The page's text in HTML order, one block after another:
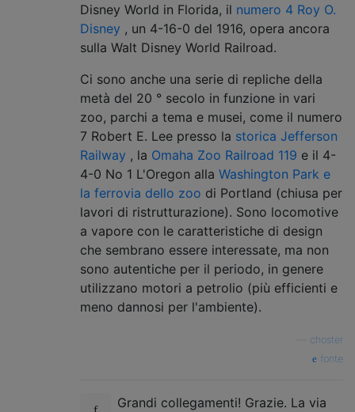
Disney World in Florida, il numero 4 Roy O.
Disney , un 4-16-0 del 1916, opera ancora
sulla Walt Disney World Railroad.
Ci sono anche una serie di repliche della
metà del 20 ° secolo in funzione in vari
zoo, parchi a tema e musei, come il numero
7 Robert E. Lee presso la storica Jefferson
Railway , la Omaha Zoo Railroad 119 e il 4-
4-0 No 1 L'Oregon alla Washington Park e
la ferrovia dello zoo di Portland (chiusa per
lavori di ristrutturazione). Sono locomotive
a vapore con le caratteristiche di design
che sembrano essere interessate, ma non
sono autentiche per il periodo, in genere
utilizzano motori a petrolio (più efficienti e
meno dannosi per l'ambiente).
choster
fonte
Grandi collegamenti! Grazie. La via